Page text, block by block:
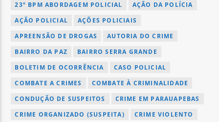
23º BPM ABORDAGEM POLICIAL
AÇÃO DA POLÍCIA
AÇÃO POLICIAL
AÇÕES POLICIAIS
APREENSÃO DE DROGAS
AUTORIA DO CRIME
BAIRRO DA PAZ
BAIRRO SERRA GRANDE
BOLETIM DE OCORRÊNCIA
CASO POLICIAL
COMBATE A CRIMES
COMBATE À CRIMINALIDADE
CONDUÇÃO DE SUSPEITOS
CRIME EM PARAUAPEBAS
CRIME ORGANIZADO (SUSPEITA)
CRIME VIOLENTO